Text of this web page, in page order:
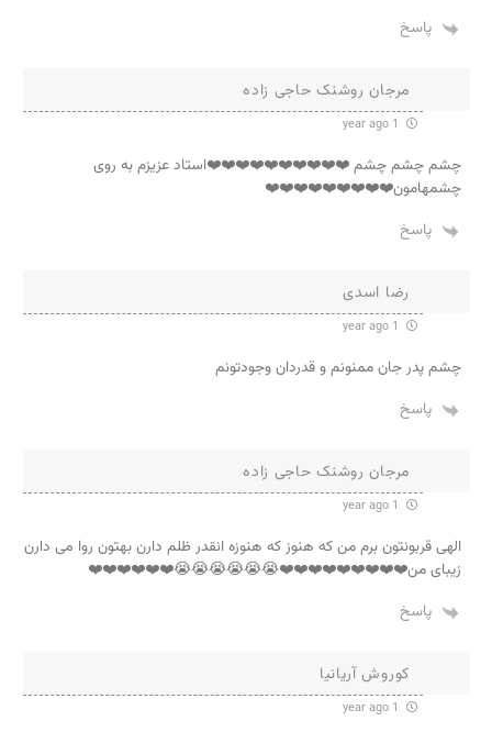
پاسخ
مرجان روشنک حاجی زاده
چشم چشم چشم ❤️❤️❤️❤️❤️❤️❤️❤️❤️❤️استاد عزیزم به روی
چشمهامون❤️❤️❤️❤️❤️❤️❤️❤️❤️
پاسخ
رضا اسدی
چشم پدر جان ممنونم و قدردان وجودتونم
پاسخ
مرجان روشنک حاجی زاده
الهی قربونتون برم من که هنوز که هنوزه انقدر ظلم دارن بهتون روا می دارن
زیبای من❤️❤️❤️❤️❤️❤️❤️❤️❤️😭😭😭😭😭😭❤️❤️❤️❤️❤️❤️
پاسخ
کوروش آریانیا